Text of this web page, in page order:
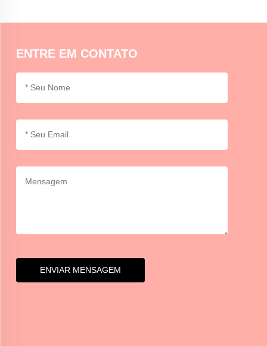
mão ao artesanato, à arte ou à marca.
ENTRE EM CONTATO
ENVIAR MENSAGEM